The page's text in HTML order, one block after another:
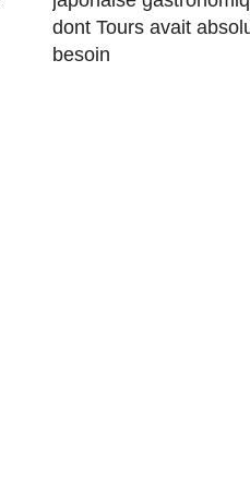
dont Tours avait
besoin